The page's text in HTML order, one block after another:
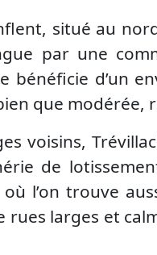
situé au
par une
bénéficie d’un
que
voisins,
de
l’on trouve
larges et